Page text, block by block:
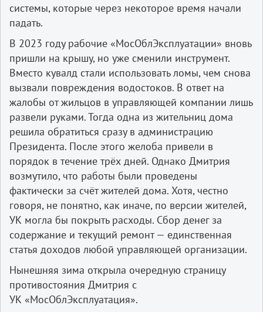
системы, которые через некоторое время начали
падать.
В 2023 году рабочие «МосОблЭксплуатации» вновь
пришли на крышу, но уже сменили инструмент.
Вместо кувалд стали использовать ломы, чем снова
вызвали повреждения водостоков. В ответ на
жалобы от жильцов в управляющей компании лишь
развели руками. Тогда одна из жительниц дома
решила обратиться сразу в администрацию
Президента. После этого желоба привели в
порядок в течение трёх дней. Однако Дмитрия
возмутило, что работы были проведены
фактически за счёт жителей дома. Хотя, честно
говоря, не понятно, как иначе, по версии жителей,
УК могла бы покрыть расходы. Сбор денег за
содержание и текущий ремонт — единственная
статья доходов любой управляющей организации.
Нынешняя зима открыла очередную страницу
противостояния Дмитрия с
УК «МосОблЭксплуатация».